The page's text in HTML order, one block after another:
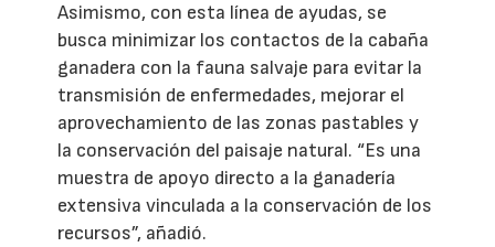
Asimismo, con esta línea de ayudas, se
busca minimizar los contactos de la cabaña
ganadera con la fauna salvaje para evitar la
transmisión de enfermedades, mejorar el
aprovechamiento de las zonas pastables y
la conservación del paisaje natural. “Es una
muestra de apoyo directo a la ganadería
extensiva vinculada a la conservación de los
recursos”, añadió.